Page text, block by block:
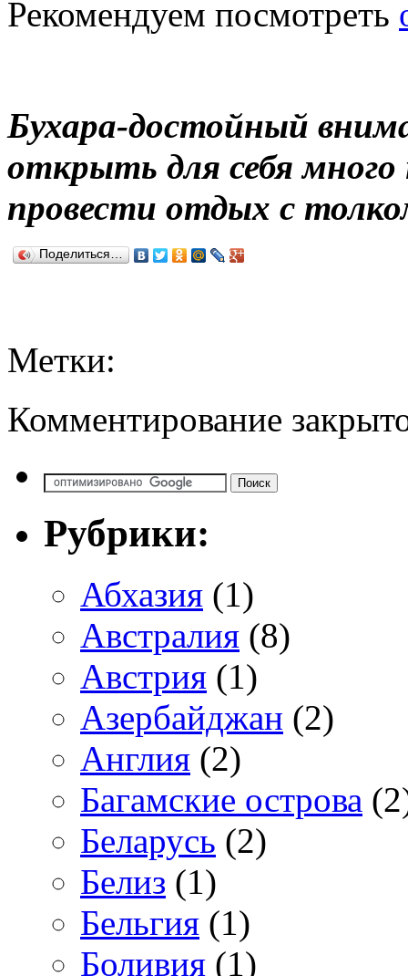
Рекомендуем посмотреть
Бухара-достойный
открыть для себя много
провести отдых с
Поделиться…
Метки:
Комментирование
Рубрики:
Абхазия (1)
Австралия (8)
Австрия (1)
Азербайджан (2)
Англия (2)
Багамские острова
Беларусь (2)
Белиз (1)
Бельгия (1)
Боливия (1)